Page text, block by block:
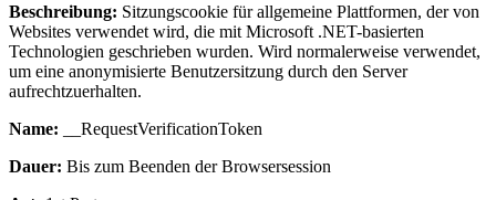
Beschreibung: Sitzungscookie für allgemeine Plattformen, der von
Websites verwendet wird, die mit Microsoft .NET-basierten
Technologien geschrieben wurden. Wird normalerweise verwendet,
um eine anonymisierte Benutzersitzung durch den Server
aufrechtzuerhalten.
Name: __RequestVerificationToken
Dauer: Bis zum Beenden der Browsersession